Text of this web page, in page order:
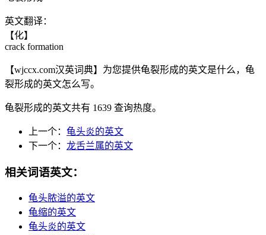
英文翻译：
【化】
crack formation
【wjccx.com汉英词典】为您提供龟裂形成的英文是什么，龟
裂形成的英文怎么写。
龟裂形成的英文共有 1639 查询热度。
上一个： 龟头炎的英文
下一个： 龙舌兰属的英文
相关词语英文：
龟头脓溢的英文
龟缩的英文
龟头炎的英文